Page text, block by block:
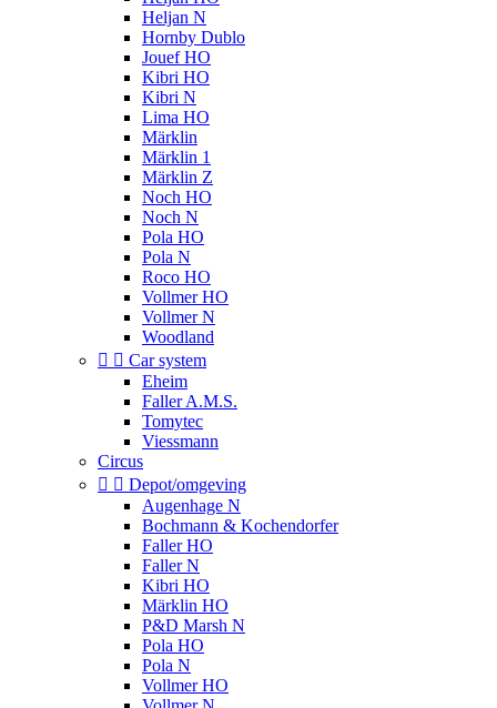
Heljan N
Hornby Dublo
Jouef HO
Kibri HO
Kibri N
Lima HO
Märklin
Märklin 1
Märklin Z
Noch HO
Noch N
Pola HO
Pola N
Roco HO
Vollmer HO
Vollmer N
Woodland
  Car system
Eheim
Faller A.M.S.
Tomytec
Viessmann
Circus
  Depot/omgeving
Augenhage N
Bochmann & Kochendorfer
Faller HO
Faller N
Kibri HO
Märklin HO
P&D Marsh N
Pola HO
Pola N
Vollmer HO